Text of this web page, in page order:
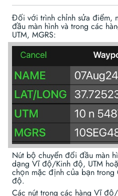
Đối với trình chỉnh sửa điểm,
đầu màn hình và trong các
UTM, MGRS:
Nút bộ chuyển đổi đầu màn
dạng Vĩ độ/Kinh độ, UTM
chọn mặc định của bạn
độ.
Các nút trong các hàng Vĩ